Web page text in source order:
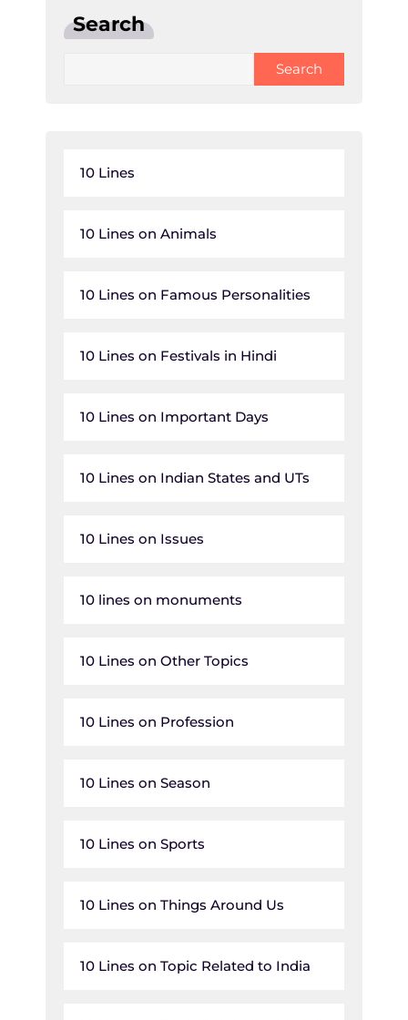
Search
Search
10 Lines
10 Lines on Animals
10 Lines on Famous Personalities
10 Lines on Festivals in Hindi
10 Lines on Important Days
10 Lines on Indian States and UTs
10 Lines on Issues
10 lines on monuments
10 Lines on Other Topics
10 Lines on Profession
10 Lines on Season
10 Lines on Sports
10 Lines on Things Around Us
10 Lines on Topic Related to India